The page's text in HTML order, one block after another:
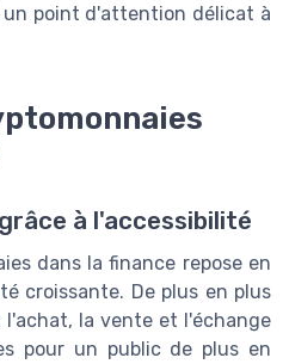
point d'attention délicat à
à l'accessibilité
dans la finance repose en
croissante. De plus en plus
la vente et l'échange
pour un public de plus en